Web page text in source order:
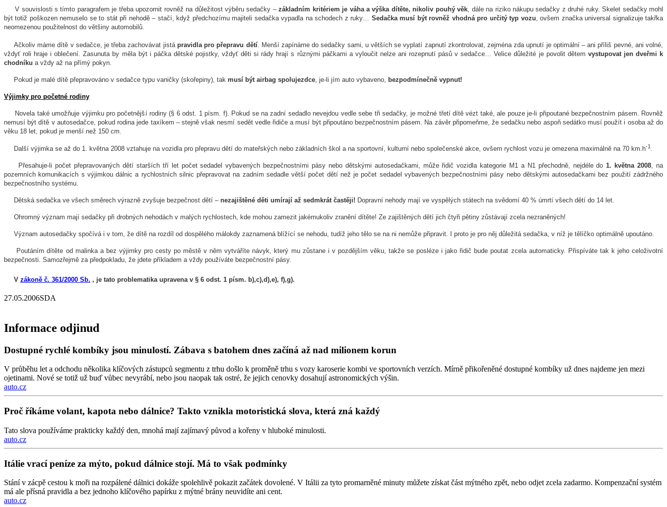
V souvislosti s tímto paragrafem je třeba upozornit rovněž na důležitost výběru sedačky –základním kritériem je váha a výška dítěte, nikoliv pouhý věk , dále na riziko nákupu sedačky z druhé ruky. Skelet sedačky mohl
být totiž poškozen nemuselo se to stát při nehodě – stačí, když předchozímu majiteli sedačka vypadla na schodech z ruky… Sedačka musí být rovněž vhodná pro určitý typ vozu , ovšem značka universal signalizuje takřka
neomezenou použitelnost do většiny automobilů.
Ačkoliv máme dítě v sedačce, je třeba zachovávat jistá pravidla pro přepravu dětí. Menší zapínáme do sedačky sami, u větších se vyplatí zapnutí zkontrolovat, zejména zda upnutí je optimální – ani příliš pevné, ani volné,
vždyť roli hraje i oblečení. Zasunuta by měla být i páčka dětské pojistky, vždyť děti si rády hrají s různými páčkami a vyloučit nelze ani rozepnutí pásů v sedačce… Velice důležité je povolit dětem vystupovat jen dveřmi k
chodníku a vždy až na přímý pokyn.
Pokud je malé dítě přepravováno v sedačce typu vaničky (skořepiny), tak musí být airbag spolujezdce , je-li jím auto vybaveno, bezpodmínečně vypnut!
Výjimky pro početné rodiny
Novela také umožňuje výjimku pro početnější rodiny (§ 6 odst. 1 písm. f). Pokud se na zadní sedadlo nevejdou vedle sebe tři sedačky, je možné třetí dítě vézt také, ale pouze je-li připoutané bezpečnostním pásem. Rovněž
nemusí být dítě v autosedačce, pokud rodina jede taxíkem – stejně však nesmí sedět vedle řidiče a musí být připoutáno bezpečnostním pásem. Na závěr připomeňme, že sedačku nebo aspoň sedátko musí použít i osoba až do
věku 18 let, pokud je menší než 150 cm.
Další výjimka se až do 1. května 2008 vztahuje na vozidla pro přepravu dětí do mateřských nebo základních škol a na sportovní, kulturní nebo společenské akce, ovšem rychlost vozu je omezena maximálně na 70 km.h-1 .
Přesahuje-li počet přepravovaných dětí starších tří let počet sedadel vybavených bezpečnostními pásy nebo dětskými autosedačkami, může řidič vozidla kategorie M1 a N1 přechodně, nejdéle do1. května 2008, na
pozemních komunikacích s výjimkou dálnic a rychlostních silnic přepravovat na zadním sedadle větší počet dětí než je počet sedadel vybavených bezpečnostními pásy nebo dětskými autosedačkami bez použití zádržného
bezpečnostního systému.
Dětská sedačka ve všech směrech výrazně zvyšuje bezpečnost dětí – nezajištěné děti umírají až sedmkrát častěji! Dopravní nehody mají ve vyspělých státech na svědomí 40 % úmrtí všech dětí do 14 let.
Ohromný význam mají sedačky při drobných nehodách v malých rychlostech, kde mohou zamezit jakémukoliv zranění dítěte! Ze zajištěných dětí jich čtyři pětiny zůstávají zcela nezraněných!
Význam autosedačky spočívá i v tom, že dítě na rozdíl od dospělého málokdy zaznamená blížící se nehodu, tudíž jeho tělo se na ni nemůže připravit. I proto je pro něj důležitá sedačka, v níž je tělíčko optimálně upoutáno.
Poutáním dítěte od malinka a bez výjimky pro cesty po městě v něm vytváříte návyk, který mu zůstane i v pozdějším věku, takže se posléze i jako řidič bude poutat zcela automaticky. Přispíváte tak k jeho celoživotní
bezpečnosti. Samozřejmě za předpokladu, že jdete příkladem a vždy používáte bezpečnostní pásy.
V zákoně č. 361/2000 Sb. , je tato problematika upravena v § 6 odst. 1 písm. b),c),d),e), f),g).
27.05.2006SDA
Informace odjinud
Dostupné rychlé kombíky jsou minulostí. Zábava s batohem dnes začíná až nad milionem korun
V průběhu let a odchodu několika klíčových zástupců segmentu z trhu došlo k proměně trhu s vozy karoserie kombi ve sportovních verzích. Mírně přikořeněné dostupné kombíky už dnes najdeme jen mezi
ojetinami. Nové se totiž už buď vůbec nevyrábí, nebo jsou naopak tak ostré, že jejich cenovky dosahují astronomických výšin.
auto.cz
Proč říkáme volant, kapota nebo dálnice? Takto vznikla motoristická slova, která zná každý
Tato slova používáme prakticky každý den, mnohá mají zajímavý původ a kořeny v hluboké minulosti.
auto.cz
Itálie vrací peníze za mýto, pokud dálnice stojí. Má to však podmínky
Stání v zácpě cestou k moři na rozpálené dálnici dokáže spolehlivě pokazit začátek dovolené. V Itálii za tyto promarněné minuty můžete získat část mýtného zpět, nebo odjet zcela zadarmo. Kompenzační systém
má ale přísná pravidla a bez jednoho klíčového papírku z mýtné brány neuvidíte ani cent.
auto.cz